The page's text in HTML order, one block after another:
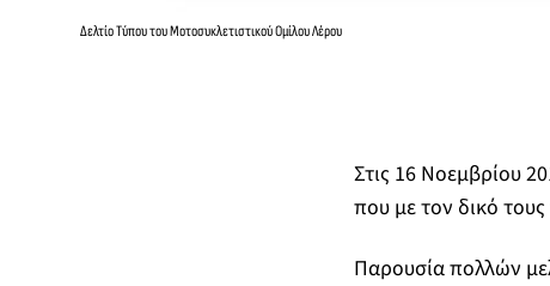
Δελτίο Τύπου του Μοτοσυκλετιστικού Ομίλου Λέρου
Στις 16 Νοεμβρίου
που με τον δικό
Παρουσία πολλών